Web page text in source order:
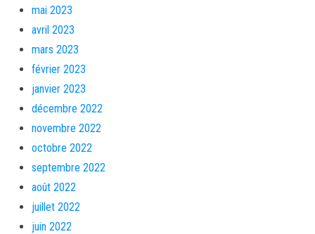
mai 2023
avril 2023
mars 2023
février 2023
janvier 2023
décembre 2022
novembre 2022
octobre 2022
septembre 2022
août 2022
juillet 2022
juin 2022